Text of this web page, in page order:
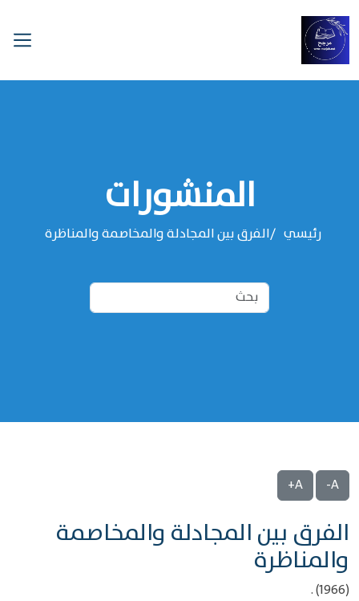
المنشورات
رئيسي الفرق بين المجادلة والمخاصمة والمناظرة
A-
A+
الفرق بين المجادلة والمخاصمة
والمناظرة
(1966) .